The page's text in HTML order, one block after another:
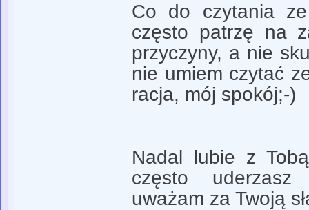
Co do czytania
często patrzę na
przyczyny, a nie
nie umiem czytać
racja, mój spokój;-)
Nadal lubie z
często
uważam za Twoją